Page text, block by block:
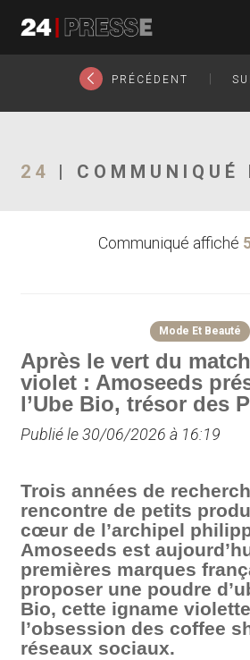
24Presse -
Communiqués de
PRÉCÉDENT
24 | COMMUNIQUÉ
Communiqué affiché
Mode Et Beauté
Après le vert du
violet : Amoseeds
l’Ube Bio, trésor des
Publié le 30/06/2026 à 16:19
Trois années de
rencontre de petits
cœur de l’archipel
Amoseeds est
premières marques
proposer une poudre
Bio, cette igname
l’obsession des coffee
réseaux sociaux.